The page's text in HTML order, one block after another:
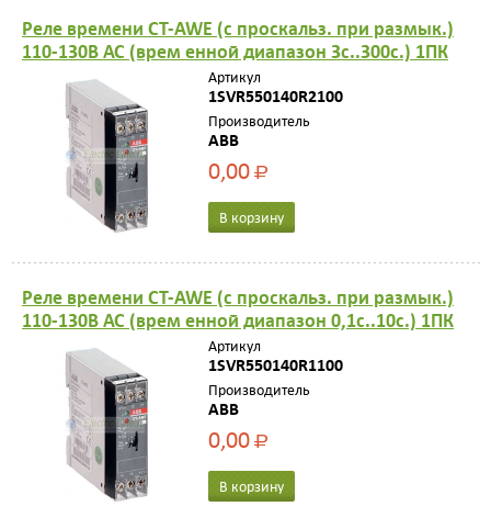
Реле времени CT-AWE (с проскальз. при размык.)
110-130В АС (врем енной диапазон 3с..300с.) 1ПК
Артикул
1SVR550140R2100
Производитель
ABB
0,00Р
В корзину
Реле времени CT-AWE (с проскальз. при размык.)
110-130В АС (врем енной диапазон 0,1с..10с.) 1ПК
Артикул
1SVR550140R1100
Производитель
ABB
0,00Р
В корзину